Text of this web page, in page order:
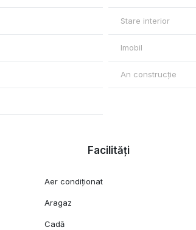
Stare interior
Imobil
An construcție
Facilități
Aer condiționat
Aragaz
Cadă